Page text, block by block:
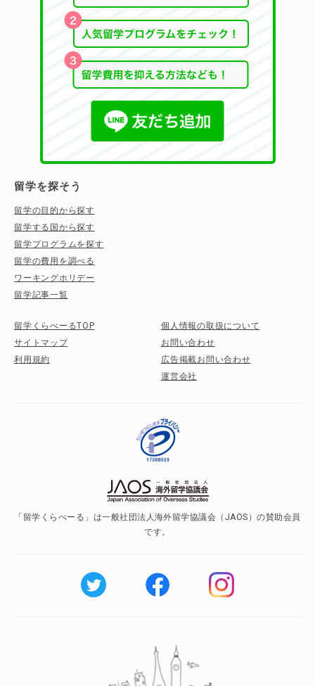
留学を探そう
留学の目的から探す
留学する国から探す
留学プログラムを探す
留学の費用を調べる
ワーキングホリデー
留学記事一覧
留学くらべーるTOP
サイトマップ
利用規約
個人情報の取扱について
お問い合わせ
広告掲載お問い合わせ
運営会社
「留学くらべーる」は一般社団法人海外留学協議会（JAOS）の賛助会員
です。